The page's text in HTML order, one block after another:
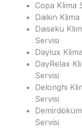
Copa Klima
Daikin Klima
Daiseku
Servisi
Daylux
DayRelax
Servisi
Delonghi
Servisi
Servisi